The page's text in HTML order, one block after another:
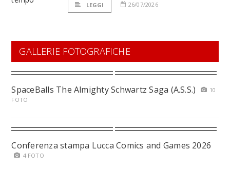
LEGGI 26/07/2026
GALLERIE FOTOGRAFICHE
SpaceBalls The Almighty Schwartz Saga (A.S.S.)
10
FOTO
Conferenza stampa Lucca Comics and Games 2026
4 FOTO